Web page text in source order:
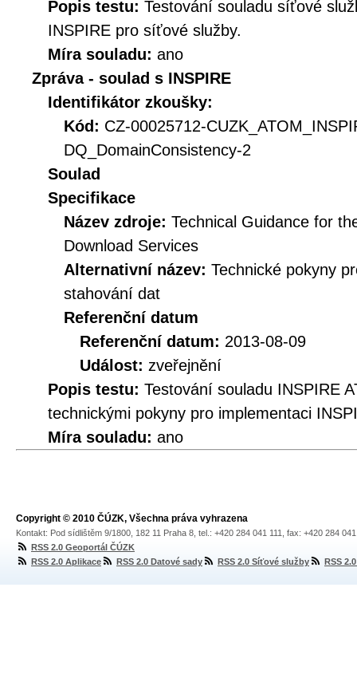
Popis testu: Testování souladu síťové
INSPIRE pro síťové služby.
Míra souladu: ano
Zpráva - soulad s INSPIRE
Identifikátor zkoušky:
Kód: CZ-00025712-
DQ_DomainConsistency-2
Soulad
Specifikace
Název zdroje: Technical Guidance for
Download Services
Alternativní název: Technické pokyny
stahování dat
Referenční datum
Referenční datum: 2013-08-09
Událost: zveřejnění
Popis testu: Testování souladu INSPIRE
technickými pokyny pro implementaci
Míra souladu: ano
Copyright © 2010 ČÚZK, Všechna práva vyhrazena
Kontakt: Pod sídlištěm 9/1800, 182 11 Praha 8, tel.: +420 284 041 111, fax: +420 284
RSS 2.0 Geoportál ČÚZK
RSS 2.0 Aplikace
RSS 2.0 Datové sady RSS 2.0 Síťové služby RSS